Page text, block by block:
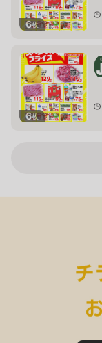
6枚
6枚